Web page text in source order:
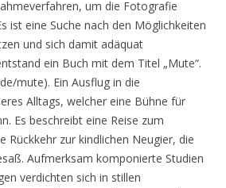
um die Fotografie
ist eine Suche nach den Möglichkeiten
und sich damit adäquat
ein Buch mit dem Titel „Mute“.
mute). Ein Ausflug in die
Alltags, welcher eine Bühne für
Es beschreibt eine Reise zum
Rückkehr zur kindlichen Neugier, die
Aufmerksam komponierte Studien
verdichten sich in stillen